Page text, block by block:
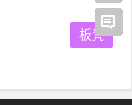
板凳